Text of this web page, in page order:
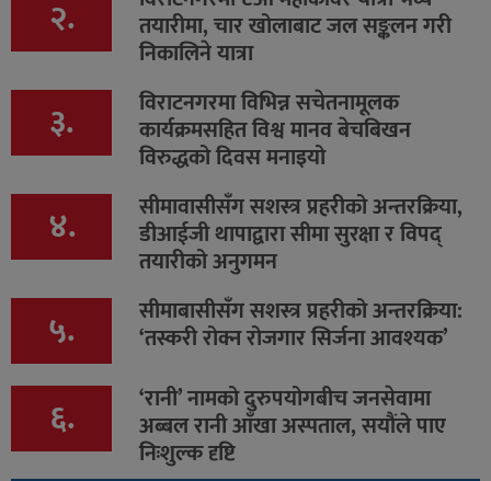
२. तयारीमा, चार खोलाबाट जल सङ्कलन गरी
निकालिने यात्रा
३. विराटनगरमा विभिन्न सचेतनामूलक
कार्यक्रमसहित विश्व मानव बेचबिखन
विरुद्धको दिवस मनाइयो
४. सीमावासीसँग सशस्त्र प्रहरीको अन्तरक्रिया,
डीआईजी थापाद्वारा सीमा सुरक्षा र विपद्
तयारीको अनुगमन
५. सीमाबासीसँग सशस्त्र प्रहरीको अन्तरक्रिया:
‘तस्करी रोक्न रोजगार सिर्जना आवश्यक’
६. ‘रानी’ नामको दुरुपयोगबीच जनसेवामा
अब्बल रानी आँखा अस्पताल, सयौंले पाए
निःशुल्क दृष्टि